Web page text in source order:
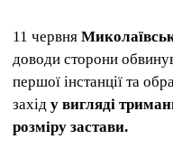
11 червня
доводи сторони
першої інстанції та
захід у вигляді
розміру застави.